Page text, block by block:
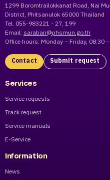
1299 Boromtrailokkanat Road, Nai
District, Phitsanulok 65000 Thailand
Tel. 055-983221 - 27, 199
Email: saraban@phsmun.go.th
Office hours: Monday – Friday, 08:30
Contact Submit request
Services
Service requests
Track request
Service manuals
E-Service
Information
News